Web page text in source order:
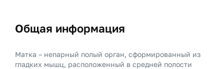
Общая информация
Матка – непарный полый орган, сформированный из
гладких мышц, расположенный в средней полости